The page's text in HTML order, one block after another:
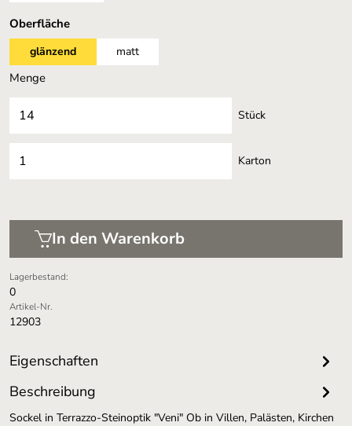
Oberflächeauswählen
glänzend matt
Menge
Stück
Karton
In den Warenkorb
Lagerbestand:
0
Artikel-Nr.
12903
Eigenschaften
Beschreibung
Sockel in Terrazzo-Steinoptik "Veni" Ob in Villen, Palästen, Kirchen